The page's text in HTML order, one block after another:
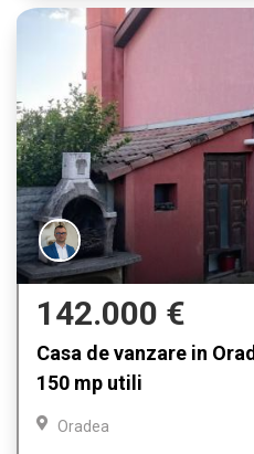
142.000 €
Casa de vanzare in
150 mp utili
Oradea